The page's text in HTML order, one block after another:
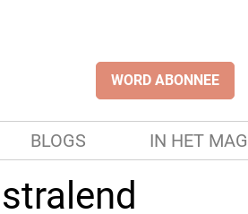
WORD ABONNEE
BLOGS IN HET